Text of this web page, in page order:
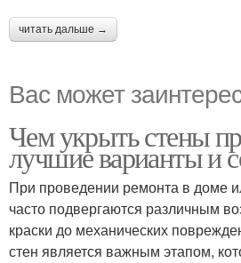
читать дальше →
Вас может
Чем укрыть стены
лучшие варианты и
При проведении ремонта в доме
часто подвергаются различным
краски до механических
стен является важным этапом,